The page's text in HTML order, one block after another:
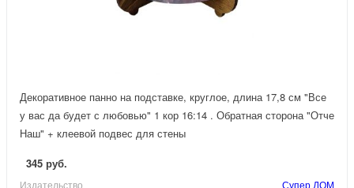
Декоративное панно на подставке, круглое, длина 17,8 см "Все
у вас да будет с любовью" 1 кор 16:14 . Обратная сторона "Отче
Наш" + клеевой подвес для стены
345 руб.
Издательство Супер ДОМ